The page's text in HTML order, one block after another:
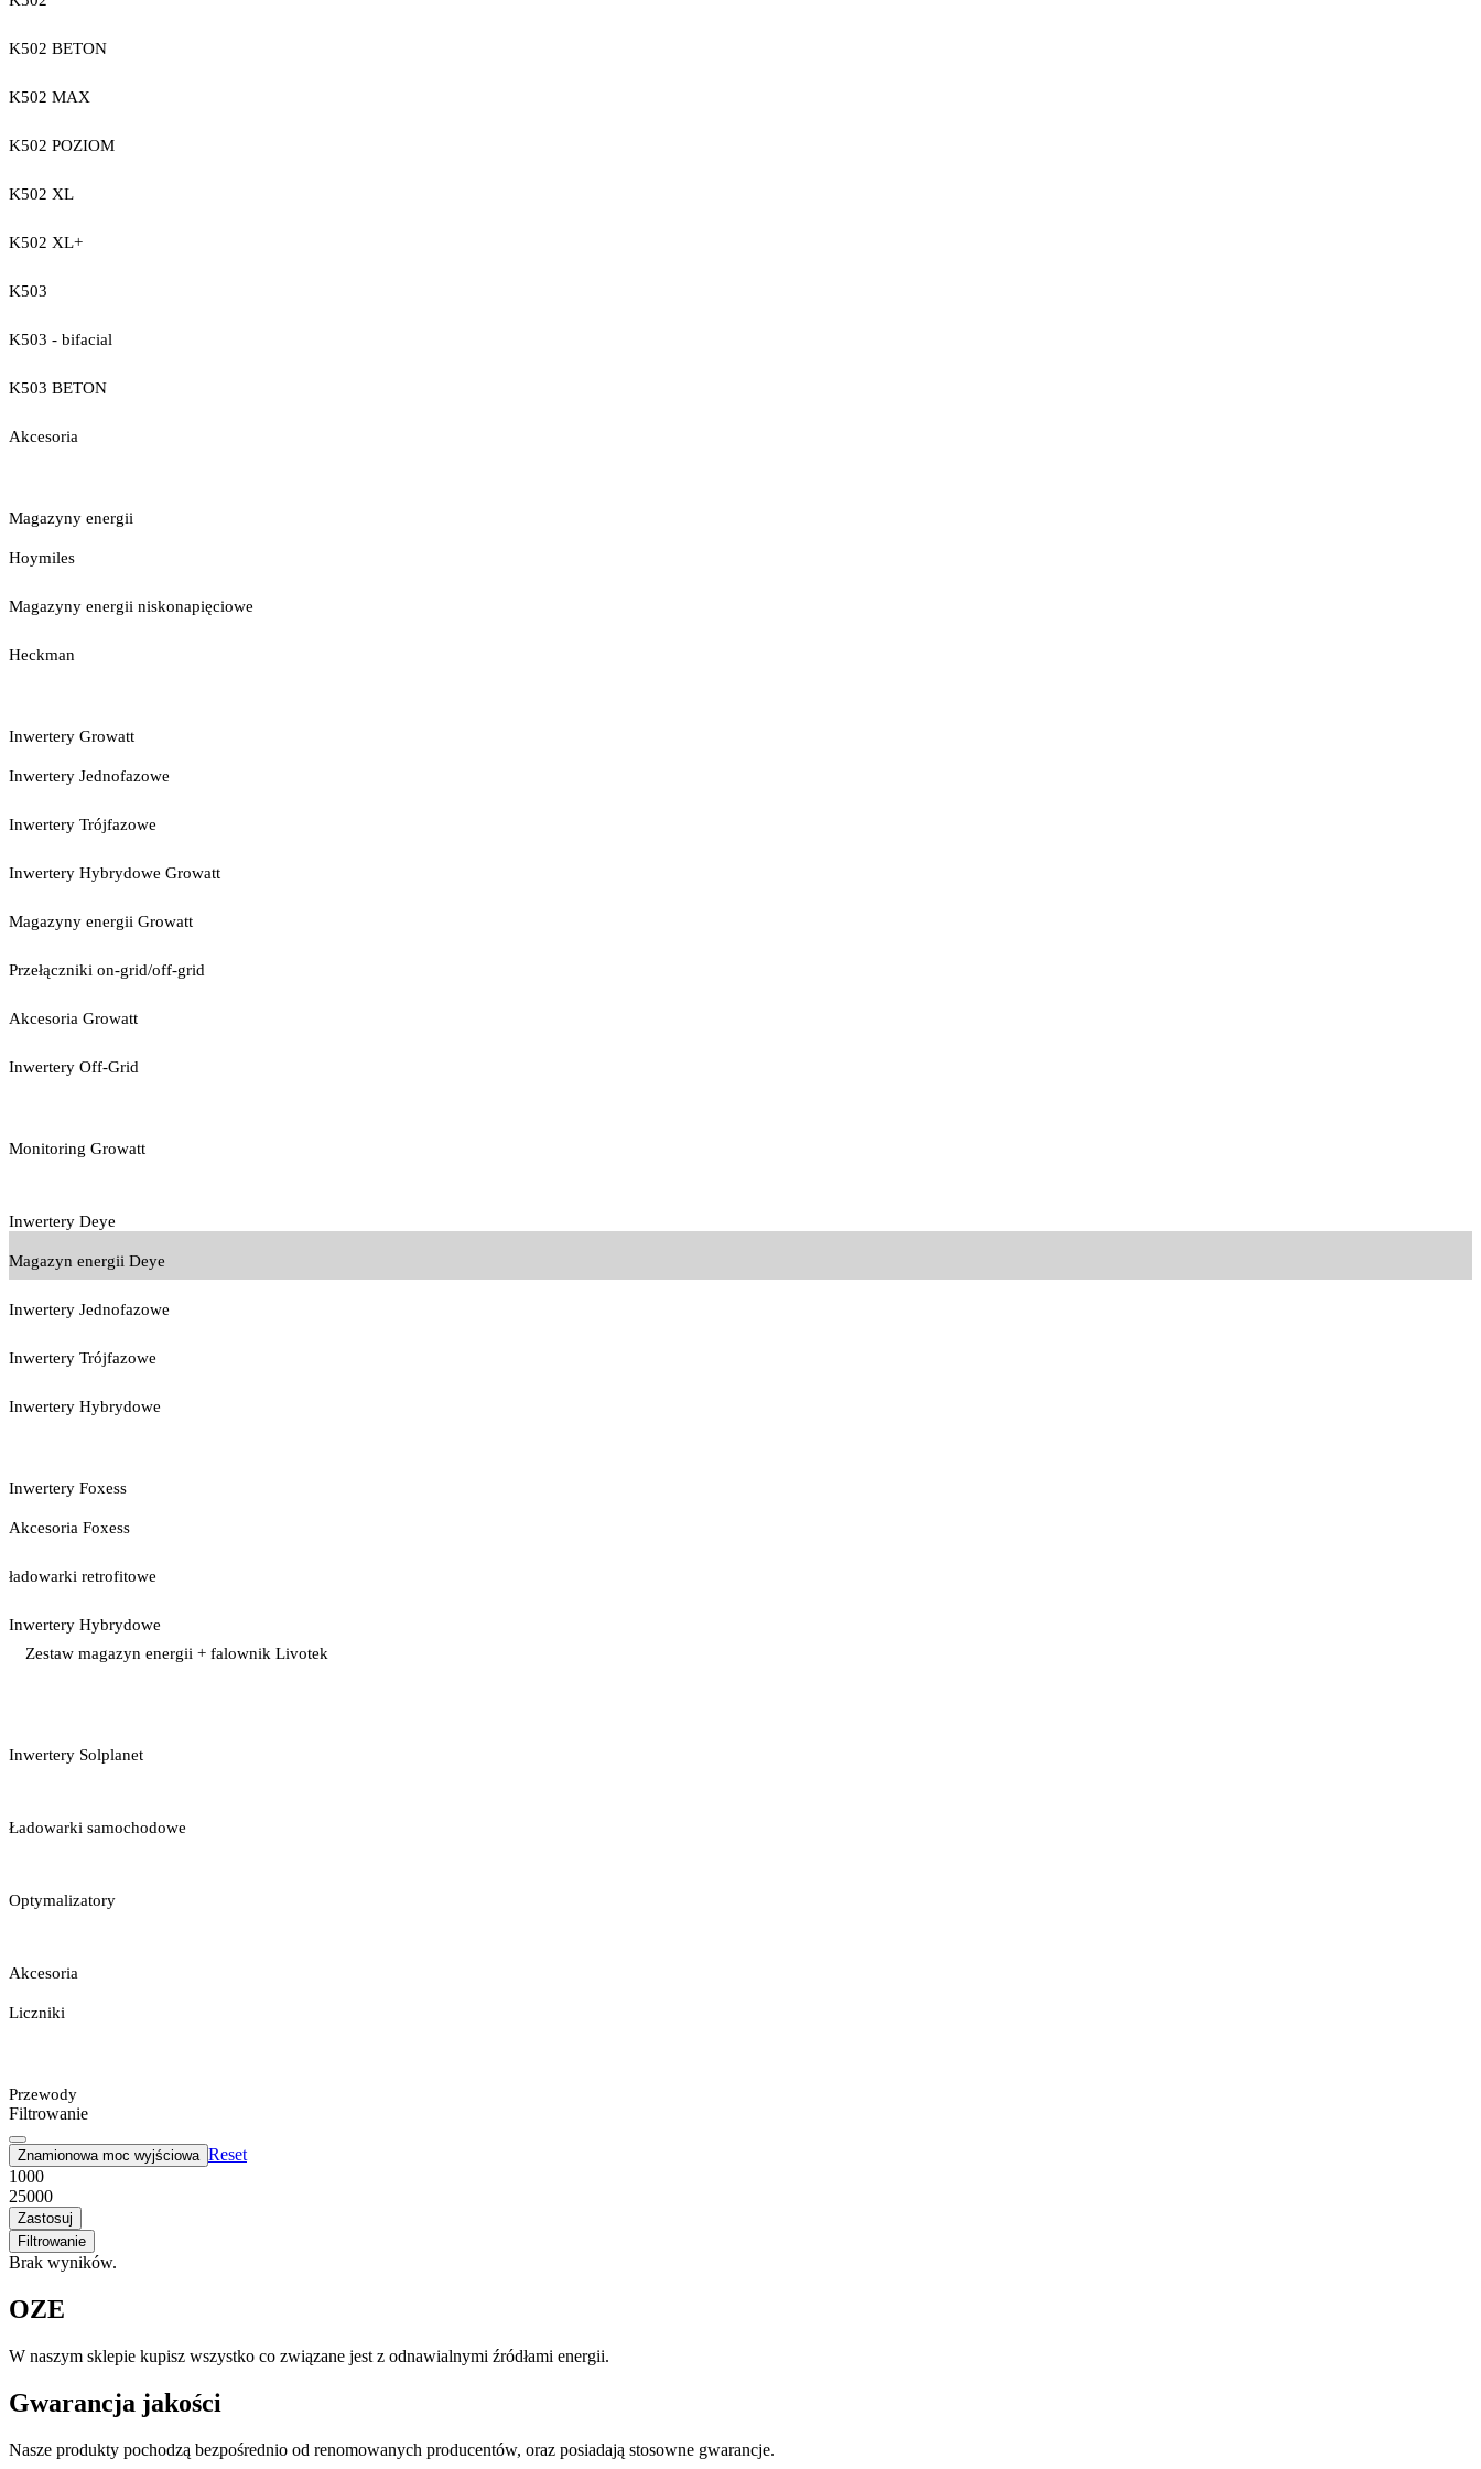
K502 BETON
K502 MAX
K502 POZIOM
K502 XL
K502 XL+
K503
K503 - bifacial
K503 BETON
Akcesoria
Magazyny energii
Hoymiles
Magazyny energii niskonapięciowe
Heckman
Inwertery Growatt
Inwertery Jednofazowe
Inwertery Trójfazowe
Inwertery Hybrydowe Growatt
Magazyny energii Growatt
Przełączniki on-grid/off-grid
Akcesoria Growatt
Inwertery Off-Grid
Monitoring Growatt
Inwertery Deye
Magazyn energii Deye
Inwertery Jednofazowe
Inwertery Trójfazowe
Inwertery Hybrydowe
Inwertery Foxess
Akcesoria Foxess
ładowarki retrofitowe
Inwertery Hybrydowe
Zestaw magazyn energii + falownik Livotek
Inwertery Solplanet
Ładowarki samochodowe
Optymalizatory
Akcesoria
Liczniki
Przewody
Filtrowanie
Znamionowa moc wyjściowa Reset
1000
25000
Zastosuj
Filtrowanie
Brak wyników.
OZE
W naszym sklepie kupisz wszystko co związane jest z odnawialnymi źródłami energii.
Gwarancja jakości
Nasze produkty pochodzą bezpośrednio od renomowanych producentów, oraz posiadają stosowne gwarancje.